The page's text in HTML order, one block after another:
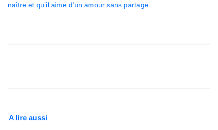
naître et qu’il aime d’un amour sans partage.
A lire aussi